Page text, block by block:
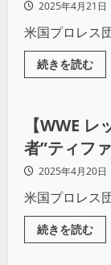
ーとしてレ
2025年4月21日
米国プロレス
続きを読む
プロレス
【WWE
者”ティフ
ャーロット
2025年4月20日
米国プロレス
続きを読む